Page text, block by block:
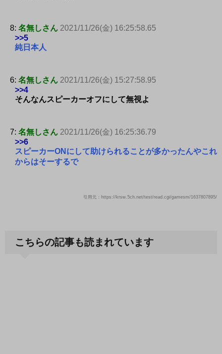
8: 名無しさん 2021/11/26(金) 16:25:58.65
>>5
純日本人
6: 名無しさん 2021/11/26(金) 15:27:58.95
>>4
そんなんスピーカーオフにして無視よ
7: 名無しさん 2021/11/26(金) 16:25:36.79
>>6
スピーカーONにして助けられることが多かったんやこれ
からはそーするで
引用元：https://krsw.5ch.net/test/read.cgi/gamesm/1637807895/
こちらの記事も読まれています